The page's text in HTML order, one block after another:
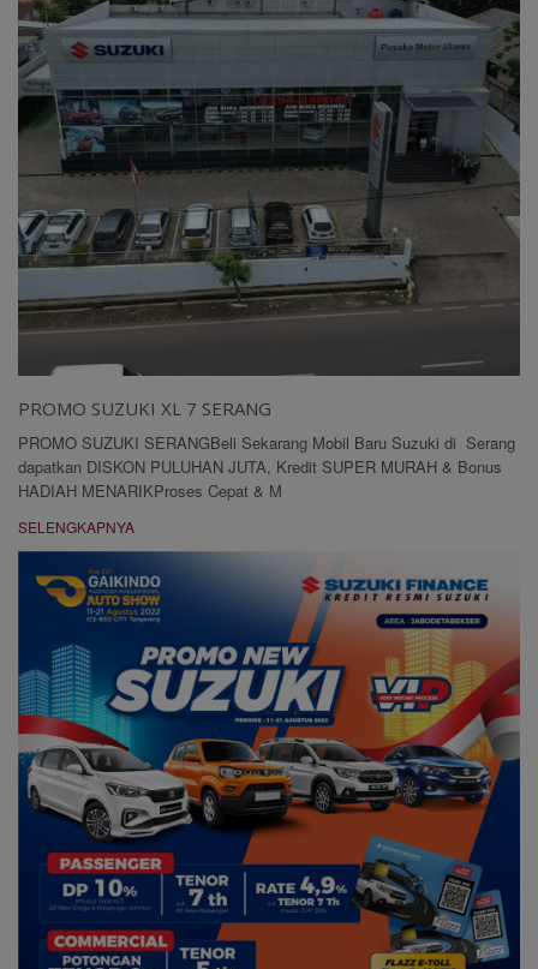
PROMO SUZUKI XL 7 SERANG
PROMO SUZUKI SERANGBeli Sekarang Mobil Baru Suzuki di Serang
dapatkan DISKON PULUHAN JUTA, Kredit SUPER MURAH & Bonus
HADIAH MENARIKProses Cepat & M
SELENGKAPNYA